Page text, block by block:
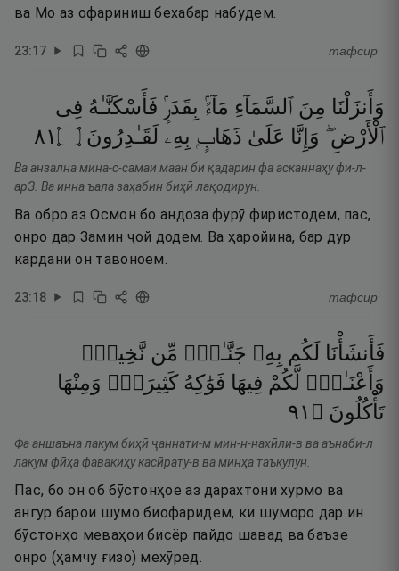
ва Мо аз офариниш бехабар набудем.
23:17 тафсир
وَأَنزَلْنَا مِنَ ٱلسَّمَآءِ مَآءًۢ بِقَدَرٍۢ فَأَسْكَنَّـٰهُ فِى
ٱلْأَرْضِ ۖ وَإِنَّا عَلَىٰ ذَهَابٍۭ بِهِۦ لَقَـٰدِرُونَ ۝١٨
Ва анзална мина-с-самаи маан би қадарин фа асканнаҳу фи-л-
арЗ. Ва инна ъала заҳабин биҳӣ лақодирун.
Ва обро аз Осмон бо андоза фурӯ фиристодем, пас,
онро дар Замин ҷой додем. Ва ҳаройина, бар дур
кардани он тавоноем.
23:18 тафсир
فَأَنشَأْنَا لَكُم بِهِۦ جَنَّـٰتٍۢ مِّن نَّخِيلٍۢ
وَأَعْنَـٰبٍۢ لَّكُمْ فِيهَا فَوَٰكِهُ كَثِيرَةٌۭ وَمِنْهَا
تَأْكُلُونَ ۝ ١٩
Фа аншаъна лакум биҳӣ ҷаннати-м мин-н-нахӣли-в ва аънаби-л
лакум фӣҳа фавакиҳу касӣрату-в ва минҳа таъкулун.
Пас, бо он об бӯстонҳое аз дарахтони хурмо ва
ангур барои шумо биофаридем, ки шуморо дар ин
бӯстонҳо меваҳои бисёр пайдо шавад ва баъзе
онро (ҳамчу ғизо) мехӯред.